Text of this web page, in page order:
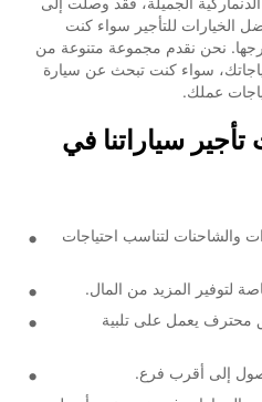
الخيارات للتأجير سواء كنت
نحن نقدم مجموعة متنوعة من
سواء كنت تبحث عن سيارة
عملك.
سياراتنا في
والشاحنات لتناسب احتياجات
لتوفير المزيد من المال.
محترف يعمل على تلبية
إلى أقرب فرع.